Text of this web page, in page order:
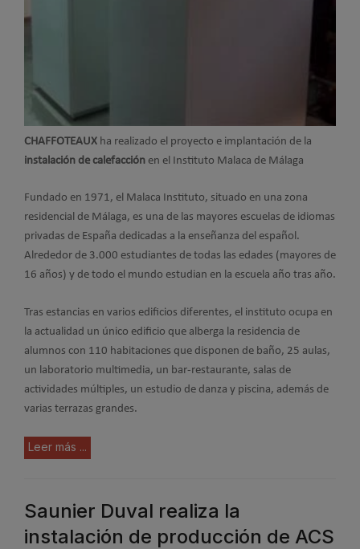
CHAFFOTEAUX ha realizado el proyecto e implantación de la
instalación de calefacción en el Instituto Malaca de Málaga
Fundado en 1971, el Malaca Instituto, situado en una zona
residencial de Málaga, es una de las mayores escuelas de idiomas
privadas de España dedicadas a la enseñanza del español.
Alrededor de 3.000 estudiantes de todas las edades (mayores de
16 años) y de todo el mundo estudian en la escuela año tras año.
Tras estancias en varios edificios diferentes, el instituto ocupa en
la actualidad un único edificio que alberga la residencia de
alumnos con 110 habitaciones que disponen de baño, 25 aulas,
un laboratorio multimedia, un bar-restaurante, salas de
actividades múltiples, un estudio de danza y piscina, además de
varias terrazas grandes.
Leer más ...
Saunier Duval realiza la
instalación de producción de ACS